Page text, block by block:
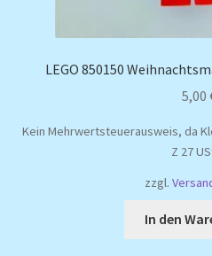
LEGO 850150
5,00
Kein Mehrwertsteuerausweis, da
Z 27
zzgl.
In den